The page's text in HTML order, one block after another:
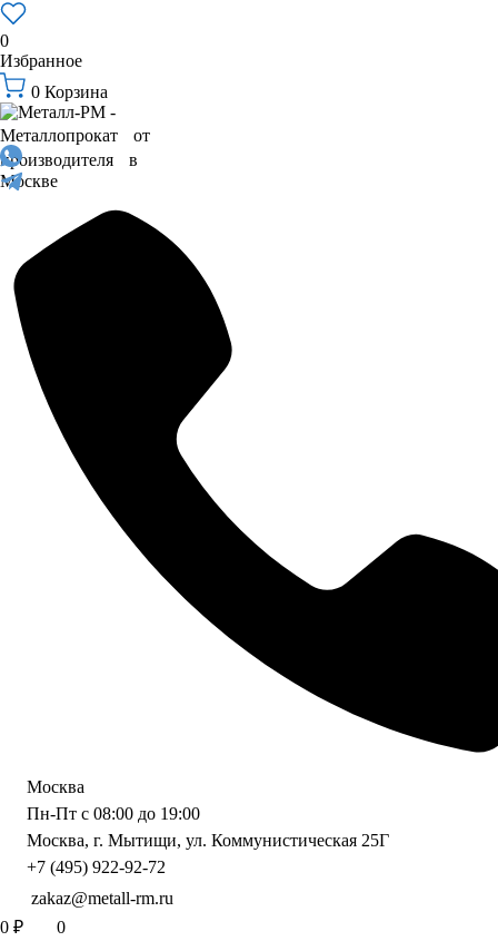
0
Избранное
0 Корзина
Москва
Пн-Пт с 08:00 до 19:00
Москва, г. Мытищи, ул. Коммунистическая 25Г
+7 (495) 922-92-72
zakaz@metall-rm.ru
0 ₽ 0